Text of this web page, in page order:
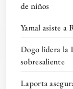
de niños
Yamal asiste a
Dogo lidera la
sobresaliente
Laporta